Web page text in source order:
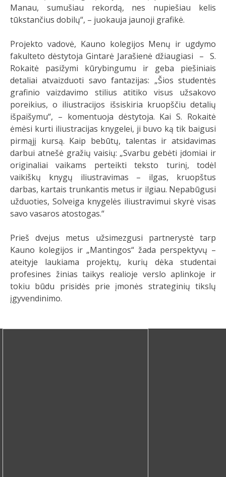
Manau, sumušiau rekordą, nes nupiešiau kelis
tūkstančius dobilų“, – juokauja jaunoji grafikė.
Projekto vadovė, Kauno kolegijos Menų ir ugdymo
fakulteto dėstytoja Gintarė Jarašienė džiaugiasi – S.
Rokaitė pasižymi kūrybingumu ir geba piešiniais
detaliai atvaizduoti savo fantazijas: „Šios studentės
grafinio vaizdavimo stilius atitiko visus užsakovo
poreikius, o iliustracijos išsiskiria kruopščiu detalių
išpaišymu“, – komentuoja dėstytoja. Kai S. Rokaitė
ėmėsi kurti iliustracijas knygelei, ji buvo ką tik baigusi
pirmąjį kursą. Kaip bebūtų, talentas ir atsidavimas
darbui atnešė gražių vaisių: „Svarbu gebėti įdomiai ir
originaliai vaikams perteikti teksto turinį, todėl
vaikiškų knygų iliustravimas – ilgas, kruopštus
darbas, kartais trunkantis metus ir ilgiau. Nepabūgusi
užduoties, Solveiga knygelės iliustravimui skyrė visas
savo vasaros atostogas.“
Prieš dvejus metus užsimezgusi partnerystė tarp
Kauno kolegijos ir „Mantingos“ žada perspektyvų –
ateityje laukiama projektų, kurių dėka studentai
profesines žinias taikys realioje verslo aplinkoje ir
tokiu būdu prisidės prie įmonės strateginių tikslų
įgyvendinimo.